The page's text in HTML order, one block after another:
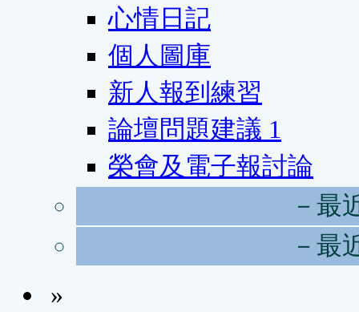
心情日記
個人圖庫
新人報到練習
論壇問題建議 1
榮會及電子報討論
－最
－最
»